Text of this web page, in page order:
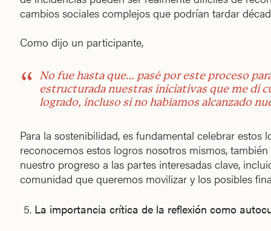
cambios sociales complejos que podrían tardar
Como dijo un participante,
No fue hasta que… pasé por este proceso
estructurada nuestras iniciativas que me di
logrado, incluso si no habíamos alcanzado
Para la sostenibilidad, es fundamental celebrar estos
reconocemos estos logros nosotros mismos,
nuestro progreso a las partes interesadas clave,
comunidad que queremos movilizar y los posibles
La importancia crítica de la reflexión como